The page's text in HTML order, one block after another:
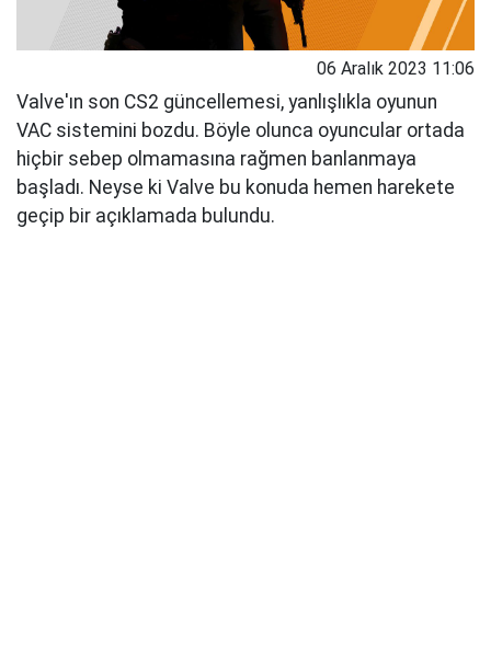
06 Aralık 2023 11:06
Valve'ın son CS2 güncellemesi, yanlışlıkla oyunun
VAC sistemini bozdu. Böyle olunca oyuncular ortada
hiçbir sebep olmamasına rağmen banlanmaya
başladı. Neyse ki Valve bu konuda hemen harekete
geçip bir açıklamada bulundu.